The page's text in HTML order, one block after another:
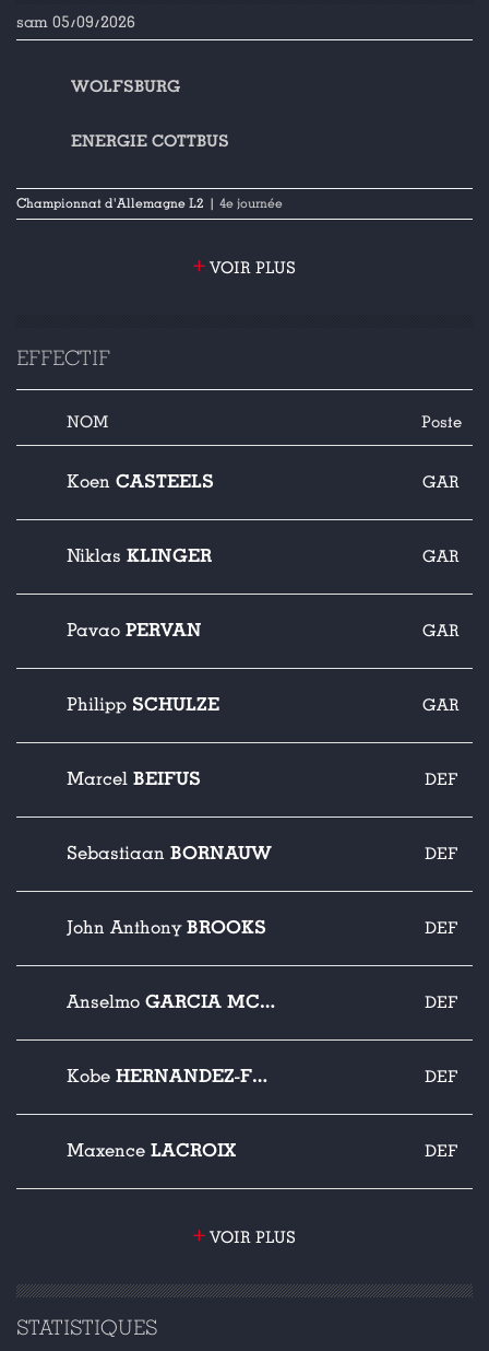
sam 05/09/2026
WOLFSBURG
ENERGIE COTTBUS
Championnat d'Allemagne L2 | 4e journée
+ VOIR PLUS
EFFECTIF
NOM Poste
Koen CASTEELS GAR
Niklas KLINGER GAR
Pavao PERVAN GAR
Philipp SCHULZE GAR
Marcel BEIFUS DEF
Sebastiaan BORNAUW DEF
John Anthony BROOKS DEF
Anselmo GARCIA MCNULTY DEF
Kobe HERNANDEZ-FOSTER DEF
Maxence LACROIX DEF
+ VOIR PLUS
STATISTIQUES